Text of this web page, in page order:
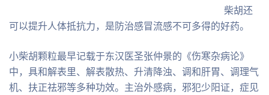
柴胡还
可以提升人体抵抗力，是防治感冒流感不可多得的好药。
小柴胡颗粒最早记载于东汉医圣张仲景的《伤寒杂病论》
中，具和解表里、解表散热、升清降浊、调和肝胃、调理气
机、扶正祛邪等多种功效。主治外感病，邪犯少阳证，症见